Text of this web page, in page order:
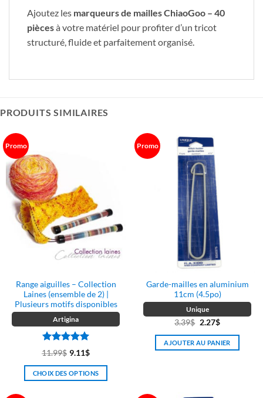
Ajoutez les marqueurs de mailles ChiaoGoo – 40
piècesà votre matériel pour profiter d’un tricot
structuré, fluide et parfaitement organisé.
PRODUITS SIMILAIRES
Promo
Range aiguilles – Collection
Laines (ensemble de 2) |
Plusieurs motifs disponibles
Artigina
Note5 sur
11.99$ 9.11$
CHOIX DES OPTIONS
Promo
Garde-mailles en aluminium
11cm (4.5po)
Unique
3.39$ Le
prix
initial
2.27$Le
prix
actuel
AJOUTER AU PANIER